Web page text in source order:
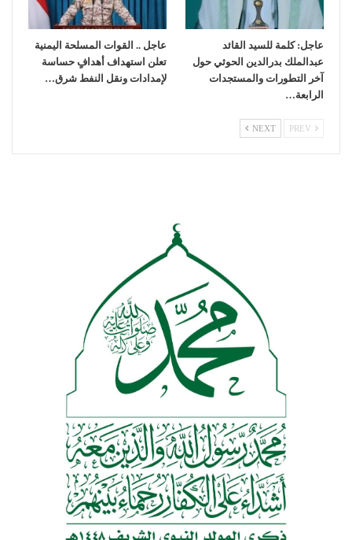
عاجل: كلمة للسيد القائد
عبدالملك بدرالدين الحوثي حول
آخر التطورات والمستجدات
الرابعة…
عاجل .. القوات المسلحة اليمنية
تعلن استهداف أهدافٍ حساسة
لإمدادات ونقل النفط شرق…
NEXT